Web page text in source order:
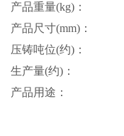
产品重量(kg)：
产品尺寸(mm)：
压铸吨位(约)：
生产量(约)：
产品用途：